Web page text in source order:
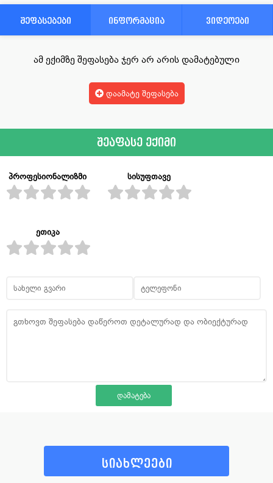
შეფასებები ინფორმაცია ვიდეოები
ამ ექიმზე შეფასება ჯერ არ არის დამატებული
დაამატე შეფასება
შეაფასე ექიმი
პროფესიონალიზმი სისუფთავე
ეთიკა
სიახლეები